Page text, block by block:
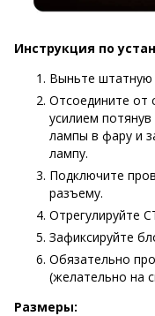
Инструкция по
Выньте штатную
Отсоедините от
усилием
лампы в фару и
лампу.
Подключите
разъему.
Отрегулируйте
Зафиксируйте
Обязательно
(желательно на
Размеры: